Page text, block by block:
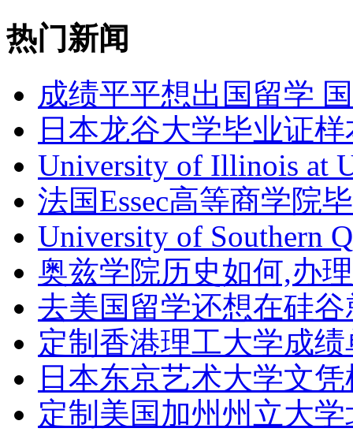
热门新闻
成绩平平想出国留学
日本龙谷大学毕业证
University of Illinois at
法国Essec高等商学院
University of Southern
奥兹学院历史如何,办
去美国留学还想在硅
定制香港理工大学成绩
日本东京艺术大学文
定制美国加州州立大